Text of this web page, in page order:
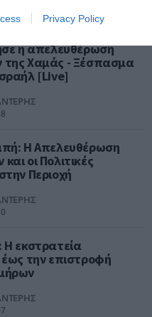
Privacy Policy
η απελευθέρωση
της Χαμάς - Ξέσπασμα
[Live]
Η Απελευθέρωση
οι Πολιτικές
Περιοχή
Η εκστρατεία
έως την επιστροφή